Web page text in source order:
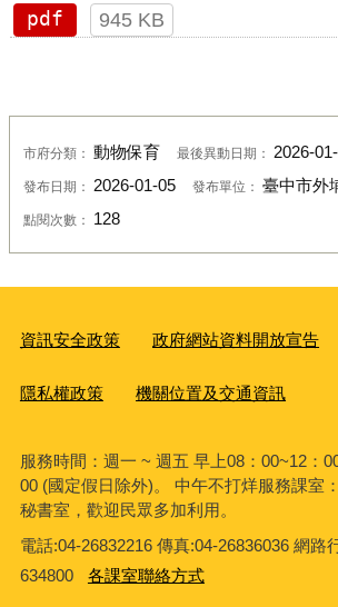
pdf
945 KB
市府分類： 動物保育 最後異動日期： 2026-
發布日期： 2026-01-05 發布單位： 臺中市外
點閱次數： 128
資訊安全政策 政府網站資料開放宣告
隱私權政策 機關位置及交通資訊
服務時間：週一 ~ 週五 早上08：00~12：
00 (國定假日除外)。 中午不打烊服務課室
秘書室，歡迎民眾多加利用。
電話:04-26832216 傳真:04-26836036 網路
634800
各課室聯絡方式